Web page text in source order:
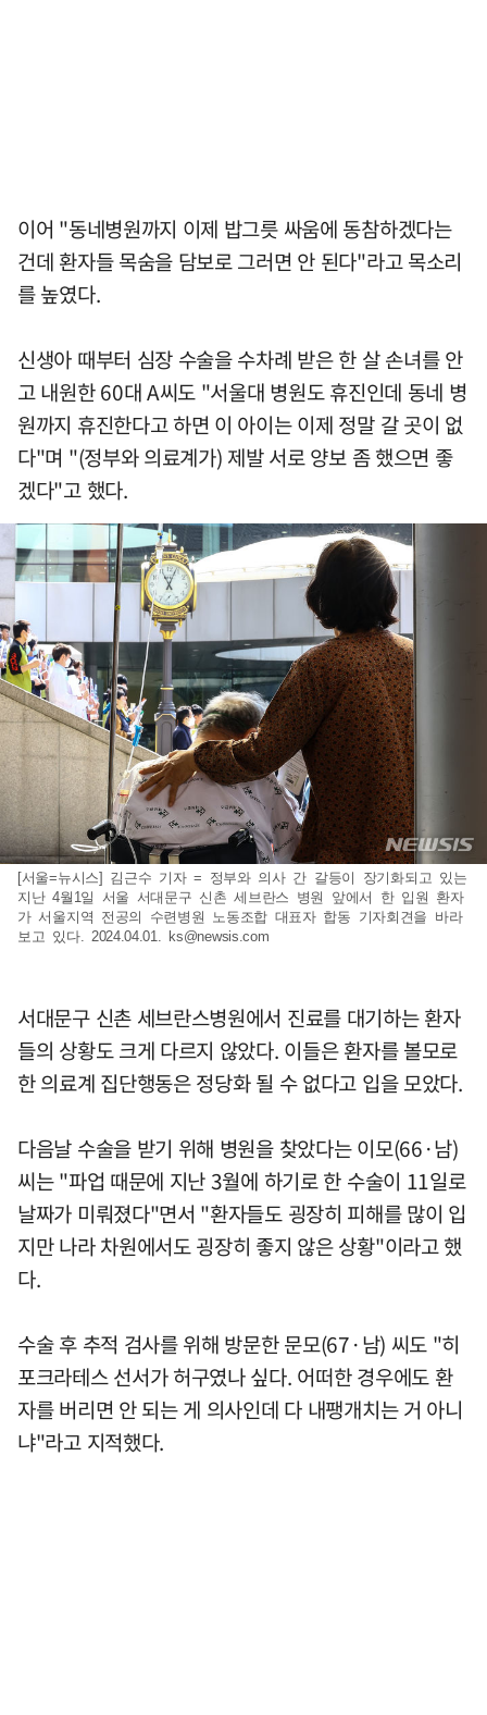
이어 "동네병원까지 이제 밥그릇 싸움에 동참하겠다는
건데 환자들 목숨을 담보로 그러면 안 된다"라고 목소리
를 높였다.
신생아 때부터 심장 수술을 수차례 받은 한 살 손녀를 안
고 내원한 60대 A씨도 "서울대 병원도 휴진인데 동네 병
원까지 휴진한다고 하면 이 아이는 이제 정말 갈 곳이 없
다"며 "(정부와 의료계가) 제발 서로 양보 좀 했으면 좋
겠다"고 했다.
[서울=뉴시스] 김근수 기자 = 정부와 의사 간 갈등이 장기화되고 있는
지난 4월1일 서울 서대문구 신촌 세브란스 병원 앞에서 한 입원 환자
가 서울지역 전공의 수련병원 노동조합 대표자 합동 기자회견을 바라
보고 있다. 2024.04.01.
ks@newsis.com
서대문구 신촌 세브란스병원에서 진료를 대기하는 환자
들의 상황도 크게 다르지 않았다. 이들은 환자를 볼모로
한 의료계 집단행동은 정당화 될 수 없다고 입을 모았다.
다음날 수술을 받기 위해 병원을 찾았다는 이모(66·남)
씨는 "파업 때문에 지난 3월에 하기로 한 수술이 11일로
날짜가 미뤄졌다"면서 "환자들도 굉장히 피해를 많이 입
지만 나라 차원에서도 굉장히 좋지 않은 상황"이라고 했
다.
수술 후 추적 검사를 위해 방문한 문모(67·남) 씨도 "히
포크라테스 선서가 허구였나 싶다. 어떠한 경우에도 환
자를 버리면 안 되는 게 의사인데 다 내팽개치는 거 아니
냐"라고 지적했다.